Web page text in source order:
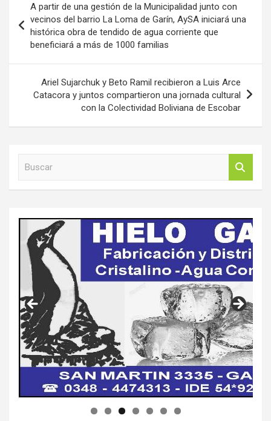
de
entradas
A partir de una gestión de la Municipalidad junto con
vecinos del barrio La Loma de Garín, AySA iniciará una
histórica obra de tendido de agua corriente que
beneficiará a más de 1000 familias
Ariel Sujarchuk y Beto Ramil recibieron a Luis Arce
Catacora y juntos compartieron una jornada cultural
con la Colectividad Boliviana de Escobar